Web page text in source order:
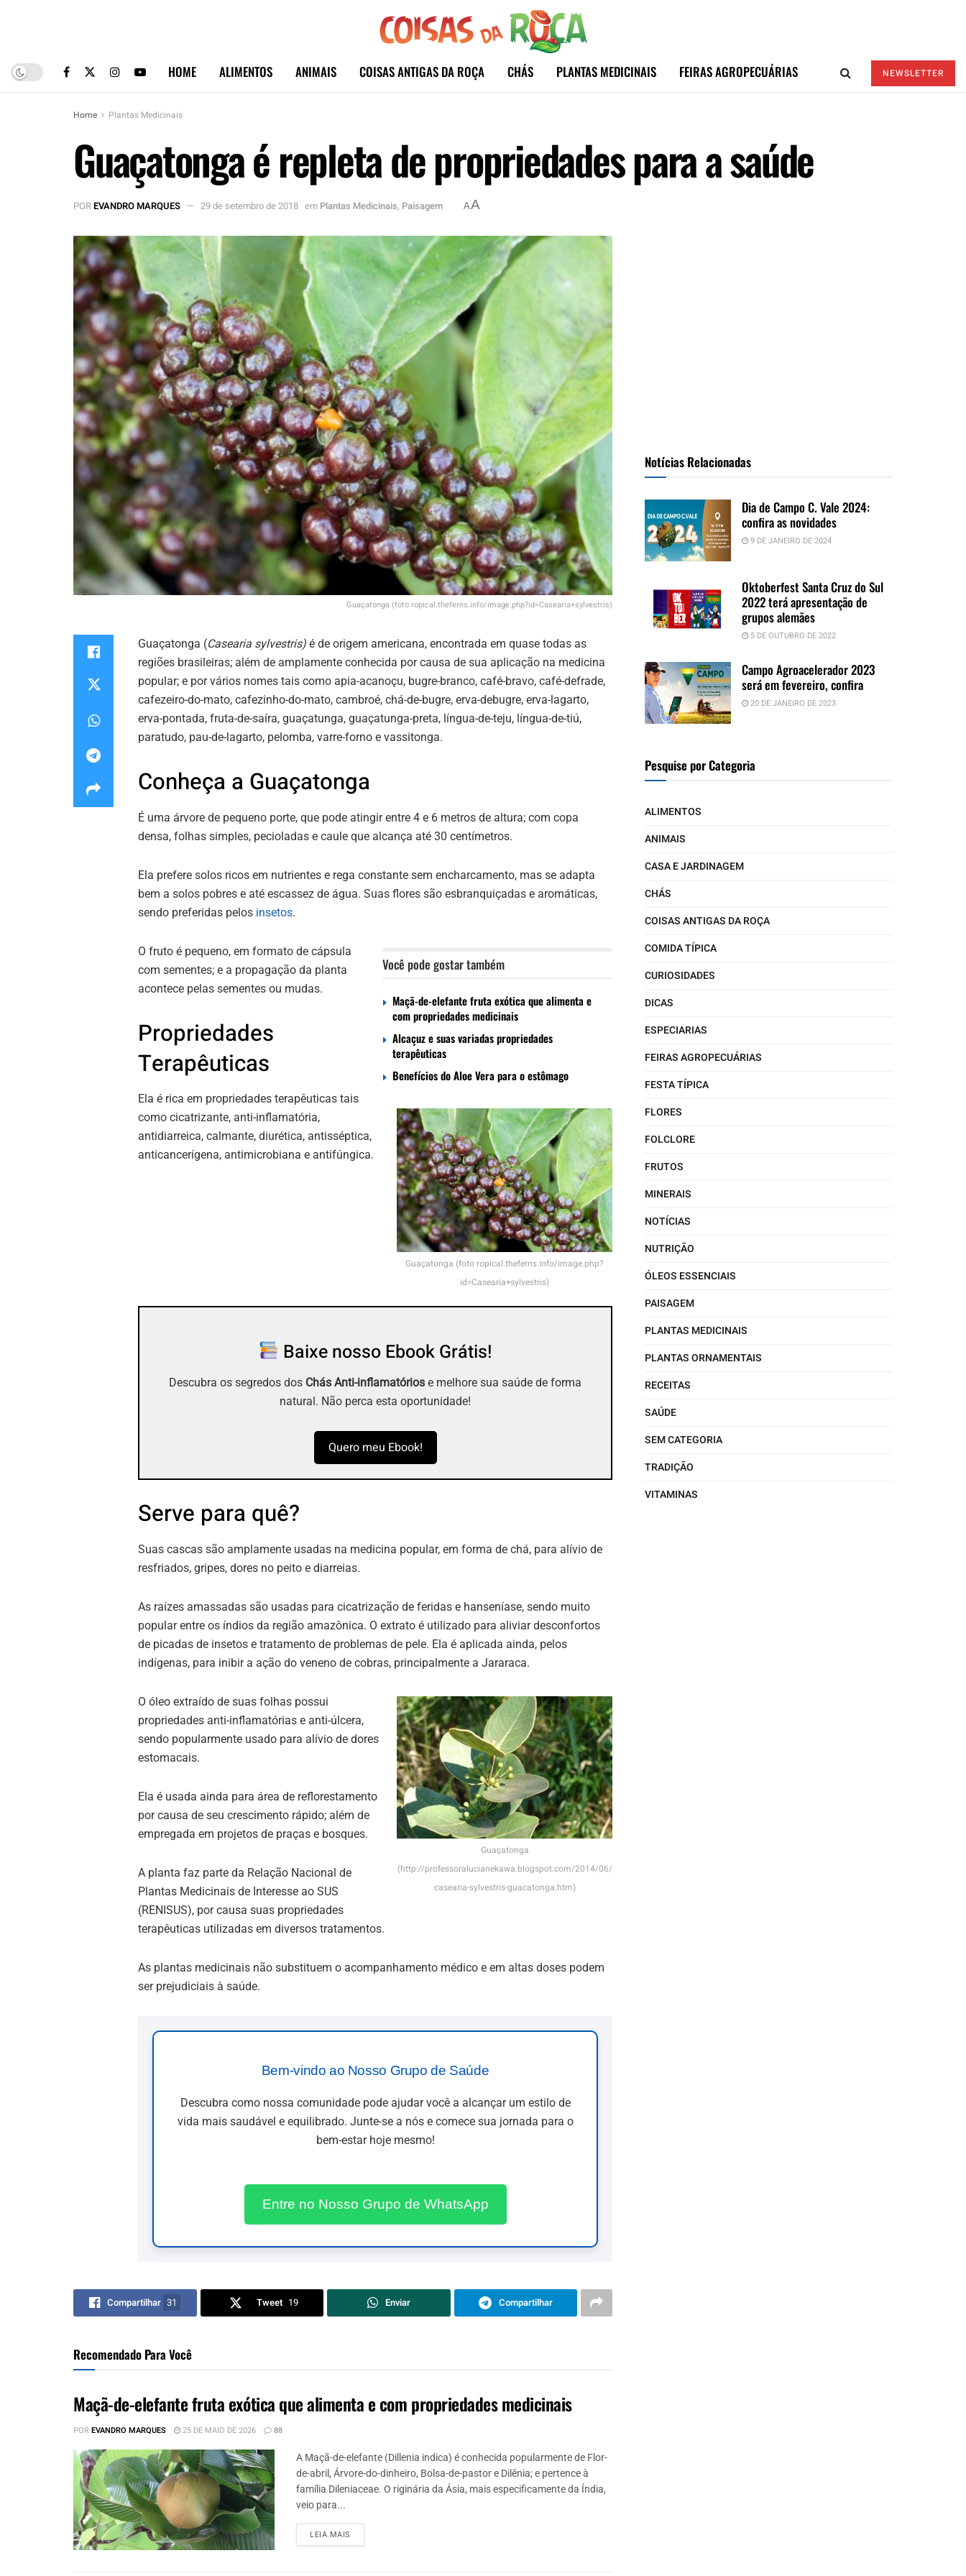
HOME ALIMENTOS ANIMAIS COISAS ANTIGAS DA ROÇA CHÁS PLANTAS MEDICINAIS FEIRAS AGROPECUÁRIAS NEWSLETTER
Home Plantas Medicinais
Guaçatonga é repleta de propriedades para a saúde
POREVANDRO MARQUES 29 de setembro de 2018 em Plantas Medicinais, Paisagem AA
Guaçatonga (foto ropical.theferns.info/image.php?id=Casearia+sylvestris)
Guaçatonga (Casearia sylvestris) é de origem americana, encontrada em quase todas as
regiões brasileiras; além de amplamente conhecida por causa de sua aplicação na medicina
popular; e por vários nomes tais como apia-acanoçu, bugre-branco, café-bravo, café-defrade,
cafezeiro-do-mato, cafezinho-do-mato, cambroé, chá-de-bugre, erva-debugre, erva-lagarto,
erva-pontada, fruta-de-saíra, guaçatunga, guaçatunga-preta, língua-de-teju, língua-de-tiú,
paratudo, pau-de-lagarto, pelomba, varre-forno e vassitonga.
Conheça a Guaçatonga
É uma árvore de pequeno porte, que pode atingir entre 4 e 6 metros de altura; com copa
densa, folhas simples, pecioladas e caule que alcança até 30 centímetros.
Ela prefere solos ricos em nutrientes e rega constante sem encharcamento, mas se adapta
bem a solos pobres e até escassez de água. Suas flores são esbranquiçadas e aromáticas,
sendo preferidas pelos insetos.
Você pode gostar também
Maçã-de-elefante fruta exótica que alimenta e
com propriedades medicinais
Alcaçuz e suas variadas propriedades
terapêuticas
Benefícios do Aloe Vera para o estômago
Guaçatonga (foto ropical.theferns.info/image.php?
id=Casearia+sylvestris)
O fruto é pequeno, em formato de cápsula
com sementes; e a propagação da planta
acontece pelas sementes ou mudas.
Propriedades
Terapêuticas
Ela é rica em propriedades terapêuticas tais
como cicatrizante, anti-inflamatória,
antidiarreica, calmante, diurética, antisséptica,
anticancerígena, antimicrobiana e antifúngica.
Baixe nosso Ebook Grátis!
Descubra os segredos dos Chás Anti-inflamatórios e melhore sua saúde de forma
natural. Não perca esta oportunidade!
Quero meu Ebook!
Serve para quê?
Suas cascas são amplamente usadas na medicina popular, em forma de chá, para alívio de
resfriados, gripes, dores no peito e diarreias.
As raízes amassadas são usadas para cicatrização de feridas e hanseníase, sendo muito
popular entre os índios da região amazônica. O extrato é utilizado para aliviar desconfortos
de picadas de insetos e tratamento de problemas de pele. Ela é aplicada ainda, pelos
indígenas, para inibir a ação do veneno de cobras, principalmente a Jararaca.
Guaçatonga
(http://professoralucianekawa.blogspot.com/2014/06/
casearia-sylvestris-guacatonga.htm)
O óleo extraído de suas folhas possui
propriedades anti-inflamatórias e anti-úlcera,
sendo popularmente usado para alívio de dores
estomacais.
Ela é usada ainda para área de reflorestamento
por causa de seu crescimento rápido; além de
empregada em projetos de praças e bosques.
A planta faz parte da Relação Nacional de
Plantas Medicinais de Interesse ao SUS
(RENISUS), por causa suas propriedades
terapêuticas utilizadas em diversos tratamentos.
As plantas medicinais não substituem o acompanhamento médico e em altas doses podem
ser prejudiciais à saúde.
Bem-vindo ao Nosso Grupo de Saúde
Descubra como nossa comunidade pode ajudar você a alcançar um estilo de
vida mais saudável e equilibrado. Junte-se a nós e comece sua jornada para o
bem-estar hoje mesmo!
Entre no Nosso Grupo de WhatsApp
Compartilhar 31 Tweet 19 Enviar Compartilhar
Recomendado Para Você
Maçã-de-elefante fruta exótica que alimenta e com propriedades medicinais
POREVANDRO MARQUES 25 DE MAIO DE 2026 88
A Maçã-de-elefante (Dillenia indica) é conhecida popularmente de Flor-
de-abril, Árvore-do-dinheiro, Bolsa-de-pastor e Dilênia; e pertence à
família Dileniaceae. O riginária da Ásia, mais especificamente da Índia,
veio para...
LEIA MAIS
Notícias Relacionadas
Dia de Campo C. Vale 2024:
confira as novidades
9 DE JANEIRO DE 2024
Oktoberfest Santa Cruz do Sul
2022 terá apresentação de
grupos alemães
5 DE OUTUBRO DE 2022
Campo Agroacelerador 2023
será em fevereiro, confira
20 DE JANEIRO DE 2023
Pesquise por Categoria
ALIMENTOS
ANIMAIS
CASA E JARDINAGEM
CHÁS
COISAS ANTIGAS DA ROÇA
COMIDA TÍPICA
CURIOSIDADES
DICAS
ESPECIARIAS
FEIRAS AGROPECUÁRIAS
FESTA TÍPICA
FLORES
FOLCLORE
FRUTOS
MINERAIS
NOTÍCIAS
NUTRIÇÃO
ÓLEOS ESSENCIAIS
PAISAGEM
PLANTAS MEDICINAIS
PLANTAS ORNAMENTAIS
RECEITAS
SAÚDE
SEM CATEGORIA
TRADIÇÃO
VITAMINAS